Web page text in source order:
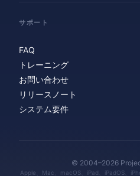
サポート
FAQ
トレーニング
お問い合わせ
リリースノート
システム要件
© 2004–2026
Apple、Mac、macOS、iPad、iPadOS、